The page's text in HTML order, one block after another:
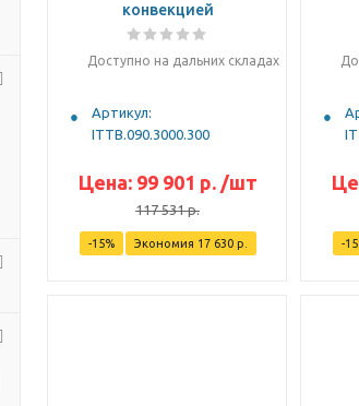
конвекцией
Доступно на дальних складах
Артикул:
ITTB.090.3000.300
Цена: 99 901 р. /шт
117 531р.
-15% Экономия 17 630р. -15